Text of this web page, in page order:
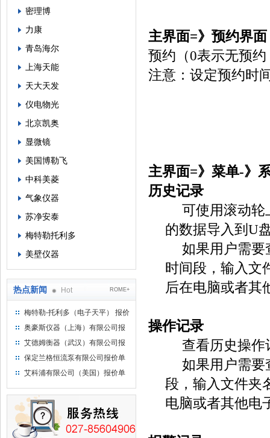
密理博
力康
青岛海尔
上海天能
天大天发
仪电物光
北京凯奥
显微镜
美国博勒飞
中科美菱
气象仪器
苏净安泰
梅特勒托利多
美壁仪器
热点新闻 Hot ROME+
梅特勒-托利多（电子天平） 报价
单
奥豪斯仪器（上海）有限公司报
价单
艾德姆衡器（武汉）有限公司报
价单
保定兰格恒流泵有限公司报价单
艾科浦有限公司（美国）报价单
主界面=》预约界面
预约（0表示无预约
注意：设定预约时
主界面=》菜单-》
历史记录
可使用滚动轮
的数据导入到 U
如果用户需要
时间段，输入文
后在电脑或者其
操作记录
查看历史操作
如果用户需要
段，输入文件夹
电脑或者其他电